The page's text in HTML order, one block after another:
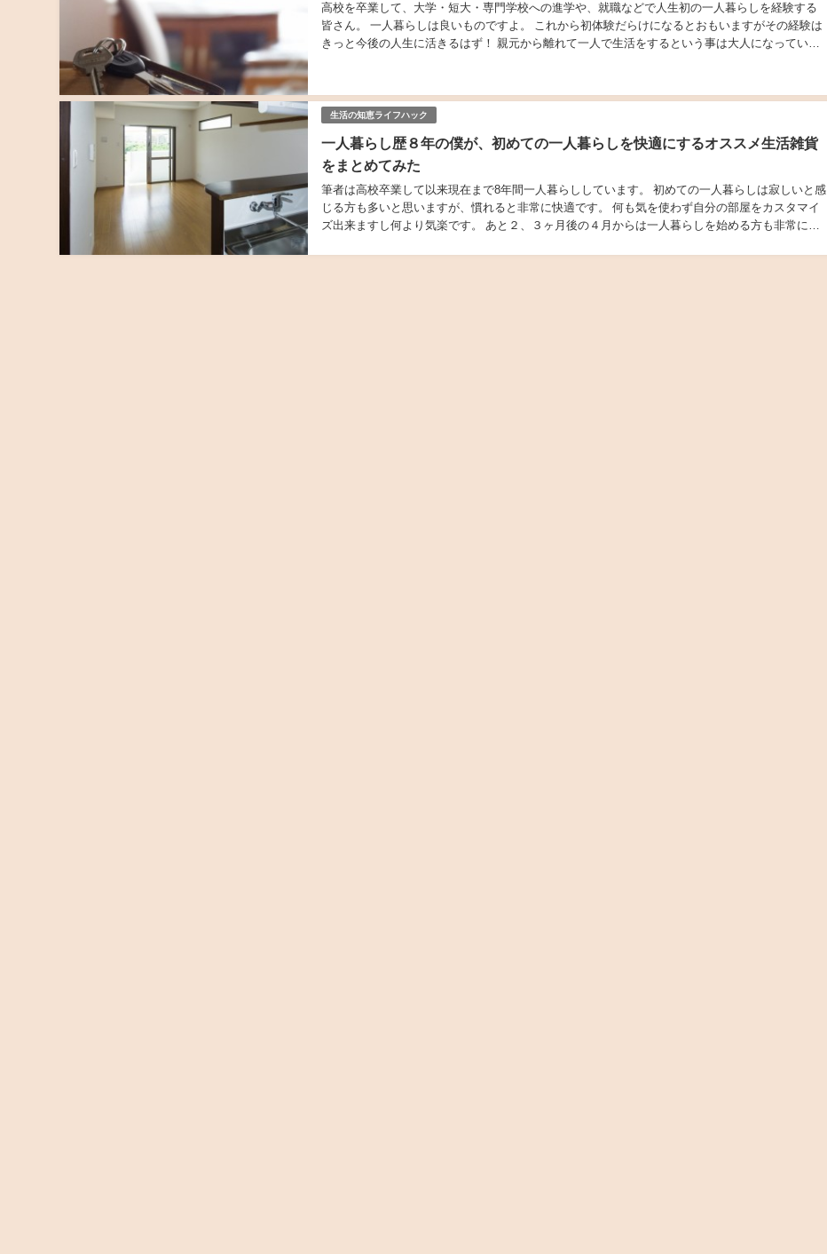
高校を卒業して、大学・短大・専門学校への進学や、就職などで人生初の一人暮らしを経験する
皆さん。 一人暮らしは良いものですよ。 これから初体験だらけになるとおもいますがその経験は
きっと今後の人生に活きるはず！ 親元から離れて一人で生活をするという事は大人になっていく
生活の知恵ライフハック
一人暮らし歴８年の僕が、初めての一人暮らしを快適にするオススメ生活雑貨
をまとめてみた
筆者は高校卒業して以来現在まで8年間一人暮らししています。 初めての一人暮らしは寂しいと感
じる方も多いと思いますが、慣れると非常に快適です。 何も気を使わず自分の部屋をカスタマイ
ズ出来ますし何より気楽です。 あと２、３ヶ月後の４月からは一人暮らしを始める方も非常に増